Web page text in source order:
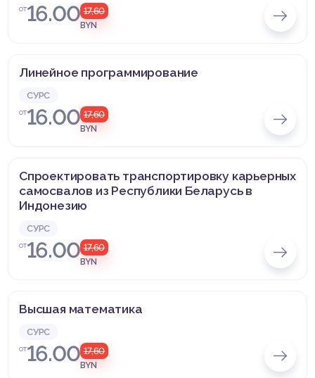
от16.00 17,60
BYN
Линейное программирование
СУРС
от16.00 17,60
BYN
Спроектировать транспортировку карьерных
самосвалов из Республики Беларусь в
Индонезию
СУРС
от16.00 17,60
BYN
Высшая математика
СУРС
от16.00 17,60
BYN